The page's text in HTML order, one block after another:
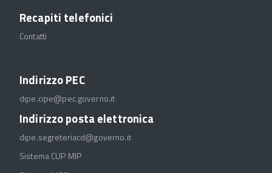
Recapiti telefonici
Contatti
Indirizzo PEC
dipe.cipe@pec.governo.it
Indirizzo posta elettronica
dipe.segreteriacd@governo.it
Sistema CUP MIP